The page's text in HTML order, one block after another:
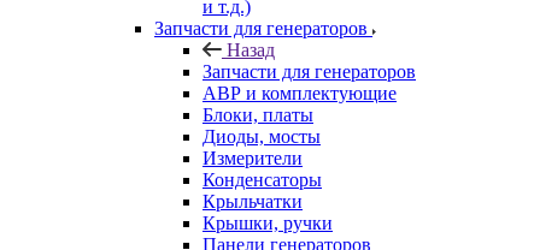
и т.д.)
Запчасти для генераторов
Назад
Запчасти для генераторов
АВР и комплектующие
Блоки, платы
Диоды, мосты
Измерители
Конденсаторы
Крыльчатки
Крышки, ручки
Панели генераторов